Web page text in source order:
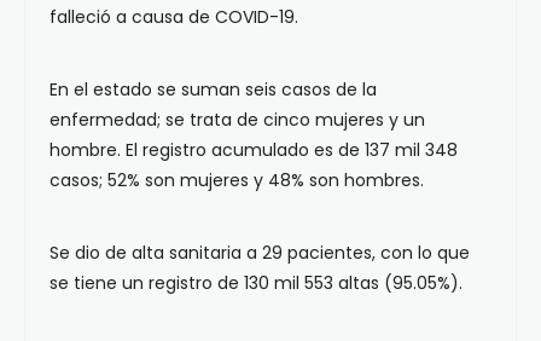
falleció a causa de COVID-19.
En el estado se suman seis casos de la
enfermedad; se trata de cinco mujeres y un
hombre. El registro acumulado es de 137 mil 348
casos; 52% son mujeres y 48% son hombres.
Se dio de alta sanitaria a 29 pacientes, con lo que
se tiene un registro de 130 mil 553 altas (95.05%).